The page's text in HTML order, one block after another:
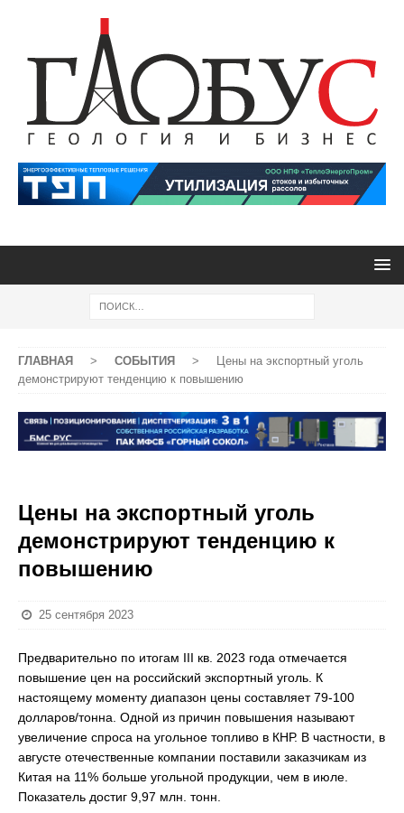
ГЛАВНАЯ > СОБЫТИЯ >
Цены на экспортный уголь
демонстрируют тенденцию к повышению
Цены на экспортный уголь
демонстрируют тенденцию к
повышению
25 сентября 2023
Предварительно по итогам III кв. 2023 года отмечается
повышение цен на российский экспортный уголь. К
настоящему моменту диапазон цены составляет 79-100
долларов/тонна. Одной из причин повышения называют
увеличение спроса на угольное топливо в КНР. В частности, в
августе отечественные компании поставили заказчикам из
Китая на 11% больше угольной продукции, чем в июле.
Показатель достиг 9,97 млн. тонн.